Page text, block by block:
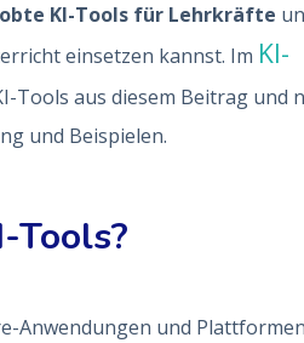
KI-Tools für Lehrkräfte
einsetzen kannst. Im KI-
Tools aus diesem Beitrag und
und Beispielen.
Tools?
Anwendungen und